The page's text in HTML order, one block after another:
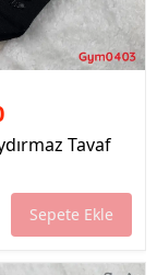
Tavaf
Sepete Ekle